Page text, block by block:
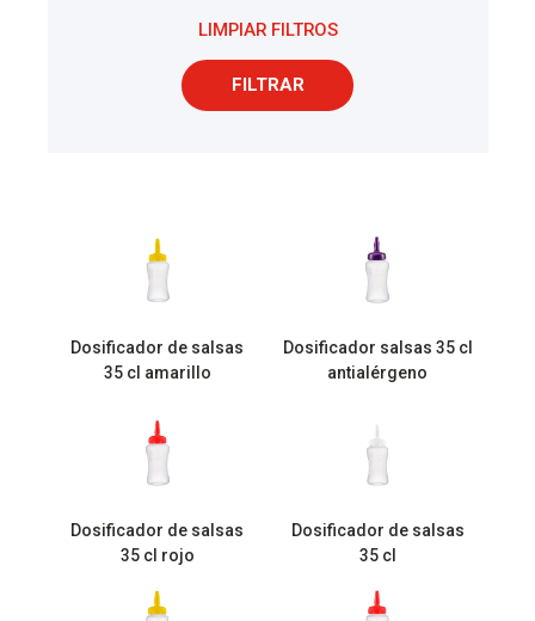
LIMPIAR FILTROS
FILTRAR
Dosificador de salsas
35 cl amarillo
Dosificador salsas 35 cl
antialérgeno
Dosificador de salsas
35 cl rojo
Dosificador de salsas
35 cl